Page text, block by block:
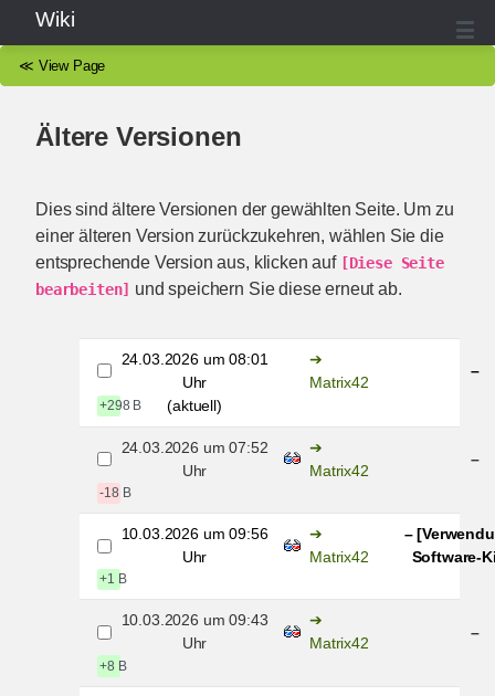
Wiki
≪ View Page
Ältere Versionen
Dies sind ältere Versionen der gewählten Seite. Um zu
einer älteren Version zurückzukehren, wählen Sie die
entsprechende Version aus, klicken auf [Diese Seite
bearbeiten] und speichern Sie diese erneut ab.
24.03.2026 um 08:01
Uhr
Matrix42
–
+298 B (aktuell)
24.03.2026 um 07:52
Uhr
Matrix42
–
-18 B
10.03.2026 um 09:56
Uhr
Matrix42
–
Software-
+1 B
10.03.2026 um 09:43
Uhr
Matrix42
–
+8 B